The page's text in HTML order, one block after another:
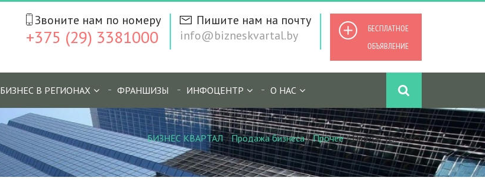
БЕСПЛАТНОЕ
ОБЪЯВЛЕНИЕ
Пишите нам на почту
info@bizneskvartal.by
Звоните нам по номеру
+375 (29) 3381000
БИЗНЕС В РЕГИОНАХ ФРАНШИЗЫ ИНФОЦЕНТР О НАС
БИЗНЕС КВАРТАЛ/Продажа бизнеса/Прочее/Продается квест